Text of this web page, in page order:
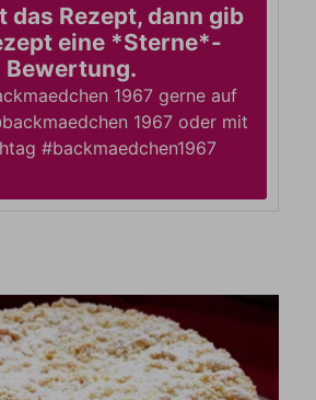
das Rezept, dann gib
eine *Sterne*-
Bewertung.
1967 gerne auf
1967 oder mit
#backmaedchen1967